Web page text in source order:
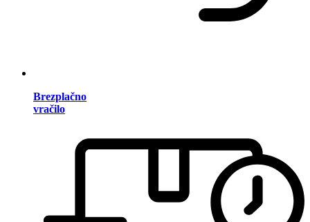
Brezplačno
vračilo